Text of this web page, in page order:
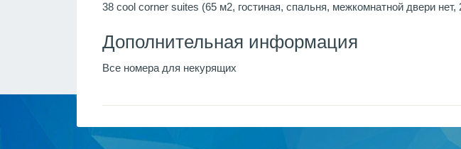
38 cool corner suites (65 м2, гостиная, спальня, межкомнатной двери
Дополнительная информация
Все номера для некурящих